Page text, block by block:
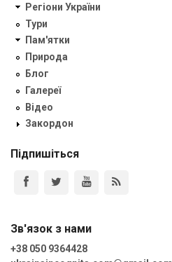
Регіони України
Тури
Пам'ятки
Природа
Блог
Галереї
Відео
Закордон
Підпишіться
Зв'язок з нами
+38 050 9364428